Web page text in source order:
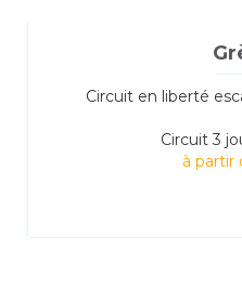
Circuit en liberté
Circuit 3
à partir